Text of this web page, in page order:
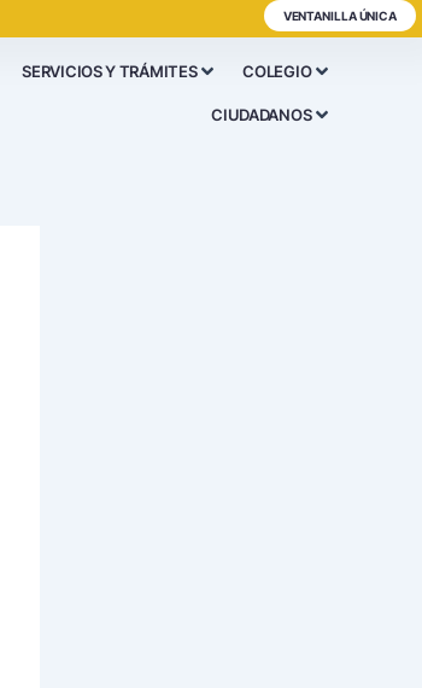
VENTANILLA ÚNICA
SERVICIOS Y TRÁMITES COLEGIO
CIUDADANOS